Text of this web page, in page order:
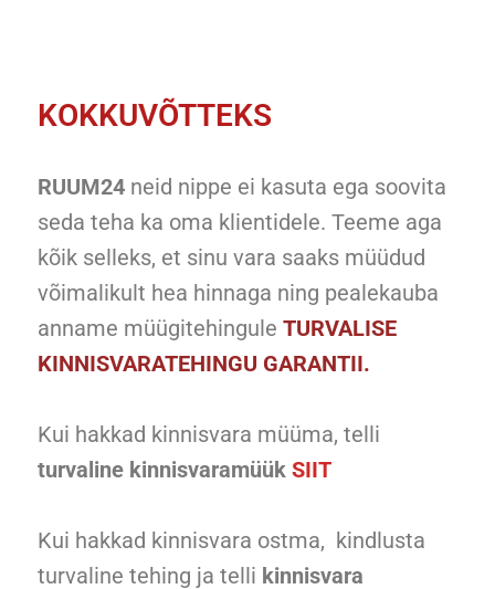
KOKKUVÕTTEKS
RUUM24 neid nippe ei kasuta ega soovita
seda teha ka oma klientidele. Teeme aga
kõik selleks, et sinu vara saaks müüdud
võimalikult hea hinnaga ning pealekauba
anname müügitehingule TURVALISE
KINNISVARATEHINGU GARANTII.
Kui hakkad kinnisvara müüma, telli
turvaline kinnisvaramüük SIIT
Kui hakkad kinnisvara ostma, kindlusta
turvaline tehing ja telli kinnisvara